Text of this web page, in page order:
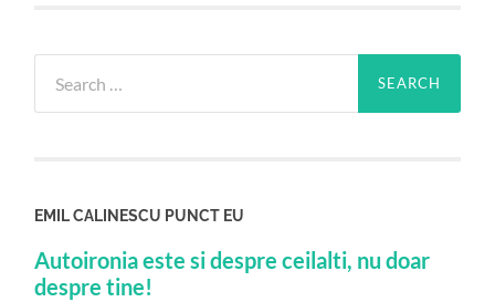
for:
EMIL CALINESCU PUNCT EU
Autoironia este si despre ceilalti, nu doar
despre tine!